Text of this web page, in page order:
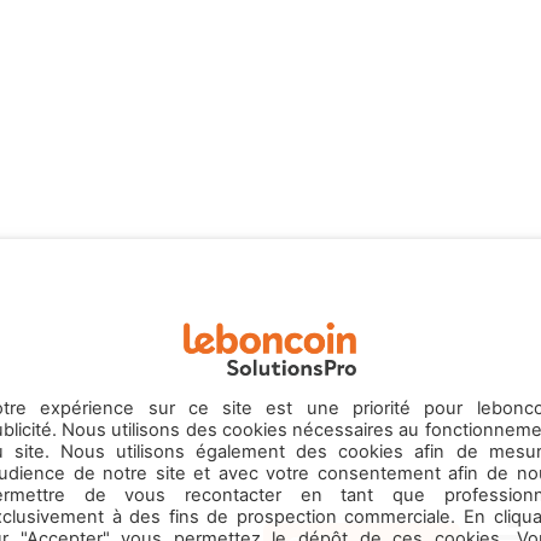
expérience sur ce site est une priorité pour
Nous utilisons des cookies nécessaires au
site. Nous utilisons également des cookies afin de
de notre site et avec votre consentement afin de
de vous recontacter en tant que
à des fins de prospection commerciale. En